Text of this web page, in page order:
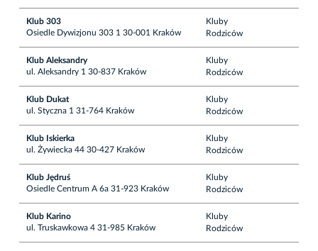
Klub 303
Osiedle Dywizjonu 303 1 30-001 Kraków
Kluby
Rodziców
Klub Aleksandry
ul. Aleksandry 1 30-837 Kraków
Kluby
Rodziców
Klub Dukat
ul. Styczna 1 31-764 Kraków
Kluby
Rodziców
Klub Iskierka
ul. Żywiecka 44 30-427 Kraków
Kluby
Rodziców
Klub Jędruś
Osiedle Centrum A 6a 31-923 Kraków
Kluby
Rodziców
Klub Karino
ul. Truskawkowa 4 31-985 Kraków
Kluby
Rodziców